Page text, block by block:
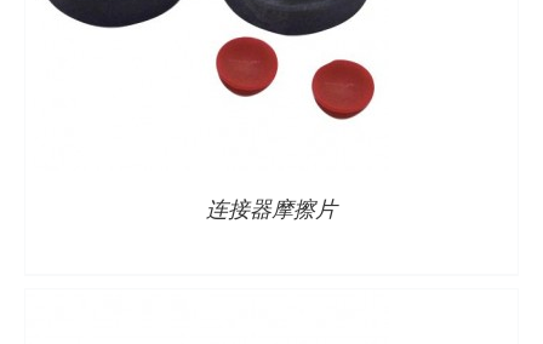
连接器摩擦片